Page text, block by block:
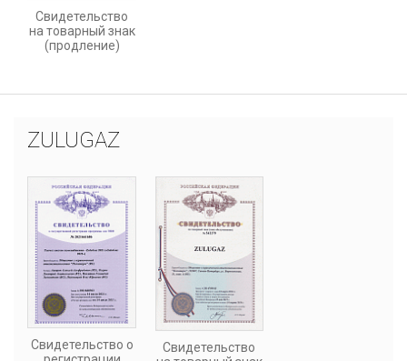
Свидетельство
на товарный знак
(продление)
ZULUGAZ
Свидетельство о
Свидетельство